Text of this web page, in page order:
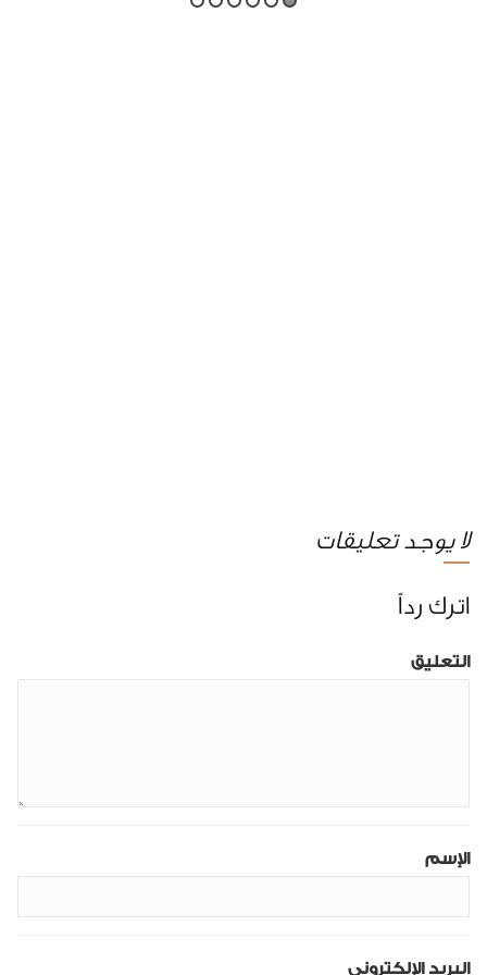
لا يوجد تعليقات
اترك رداً
التعليق
الإسم
البريد الإلكتروني